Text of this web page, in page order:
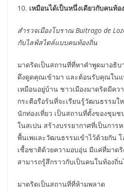
10. เหมือนได้เป็นหนึ่งเดียวกับคนท้อ
สำรวจเมืองโบราณ Buitrago de
กับไลฟ์สไตล์แบบคนท้องถิ่น
มาดริดเป็นสถานที่ที่หาคำพูดมาอธิบ
ดึงดูดคุณเข้ามา และต้อนรับคุณใน
เหมือนอยู่บ้าน ชาวเมืองมาดริดมีคว
กระตือรือร้นที่จะเรียนรู้วัฒนธรรมใ
นักท่องเที่ยว เป็นสถานที่ตั้งของชุม
ในสเปน สร้างบรรยากาศที่เป็นการ
พื้นเพและวัฒนธรรมเข้าไว้ด้วยกัน
เชื้อชาติด้วยความอบอุ่น มีแค่ที่มาด
สามารถรู้สึกราวกับเป็นคนในท้องถิ่
มาดริดเป็นสถานที่ที่ห้ามพลาด